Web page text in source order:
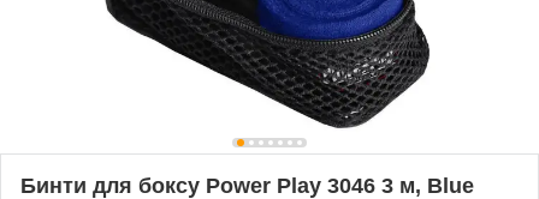
Бинти для боксу Power Play 3046 3 м, Blue